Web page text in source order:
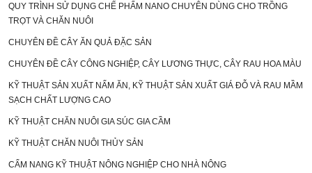
QUY TRÌNH SỬ DỤNG CHẾ PHẨM NANO CHUYÊN DÙNG CHO TRỒNG
TRỌT VÀ CHĂN NUÔI
CHUYÊN ĐỀ CÂY ĂN QUẢ ĐẶC SẢN
CHUYÊN ĐỀ CÂY CÔNG NGHIỆP, CÂY LƯƠNG THỰC, CÂY RAU HOA MÀU
KỸ THUẬT SẢN XUẤT NẤM ĂN, KỸ THUẬT SẢN XUẤT GIÁ ĐỖ VÀ RAU MẦM
SẠCH CHẤT LƯỢNG CAO
KỸ THUẬT CHĂN NUÔI GIA SÚC GIA CẦM
KỸ THUẬT CHĂN NUÔI THỦY SẢN
CẨM NANG KỸ THUẬT NÔNG NGHIỆP CHO NHÀ NÔNG